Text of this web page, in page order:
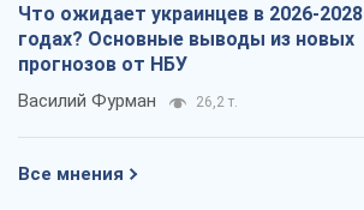
Что ожидает украинцев в 2026-2028
годах? Основные выводы из новых
прогнозов от НБУ
Василий Фурман 26,2 т.
Все мнения